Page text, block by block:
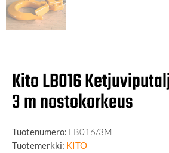
Kito LB016
3 m nostokorkeus
Tuotenumero: LB016/3M
Tuotemerkki: KITO